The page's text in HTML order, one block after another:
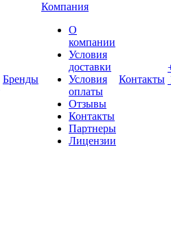
Бренды
Компания
О
компании
Условия
доставки
Условия
оплаты
Отзывы
Контакты
Партнеры
Лицензии
Контакты